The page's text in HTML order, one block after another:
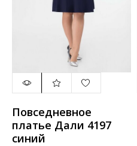
Повседневное
платье Дали 4197
синий